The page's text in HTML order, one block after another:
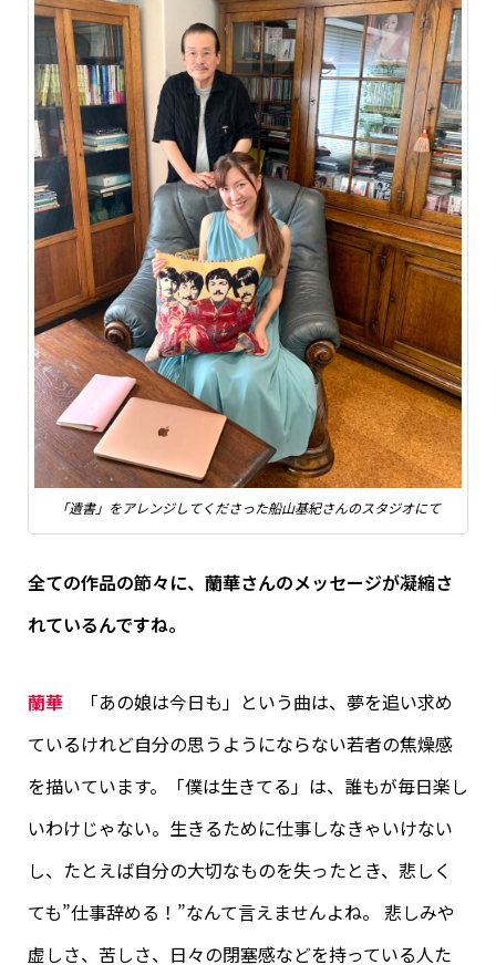
「遺書」をアレンジしてくださった船山基紀さんのスタジオにて
全ての作品の節々に、蘭華さんのメッセージが凝縮さ
れているんですね。
蘭華「あの娘は今日も」という曲は、夢を追い求め
ているけれど自分の思うようにならない若者の焦燥感
を描いています。「僕は生きてる」は、誰もが毎日楽し
いわけじゃない。生きるために仕事しなきゃいけない
し、たとえば自分の大切なものを失ったとき、悲しく
ても”仕事辞める！”なんて言えませんよね。 悲しみや
虚しさ、苦しさ、日々の閉塞感などを持っている人た